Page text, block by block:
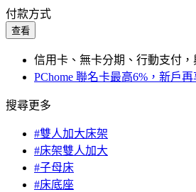
付款方式
查看
信用卡、無卡分期、行動支付
PChome 聯名卡最高6%，新戶
搜尋更多
#雙人加大床架
#床架雙人加大
#子母床
#床底座